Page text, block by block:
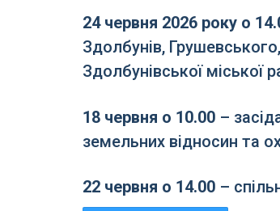
24 червня 2026 року о
Здолбунів,
Здолбунівської міської
18 червня о 10.00 –
земельних відносин та
22 червня о 14.00 –